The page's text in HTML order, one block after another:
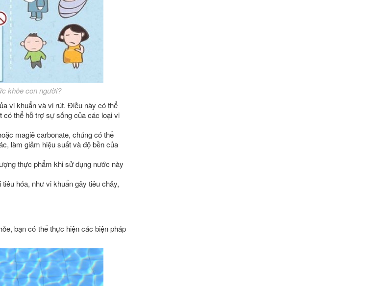
khỏe con người?
vi khuẩn và vi rút. Điều này có thể
thể hỗ trợ sự sống của các loại vi
magiê carbonate, chúng có thể
làm giảm hiệu suất và độ bền của
thực phẩm khi sử dụng nước này
hóa, như vi khuẩn gây tiêu chảy,
bạn có thể thực hiện các biện pháp